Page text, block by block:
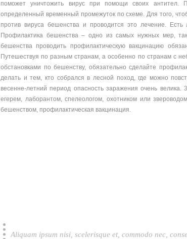
поможет уничтожить вирус при помощи своих
определенный временный промежуток по схеме. Для того,
против вируса бешенства и проводится это лечение.
Профилактика бешенства – одно из самых нужных мер,
бешенства проводить профилактическую вакцинацию
Путешествуя по разным странам, а особенно по странам с
обстановками по бешенству, обязательно сделайте
делать и тем, кто собрался в лесной поход, где можно
весенне-летний период опасность заражения очень
егерем, лаборантом, спелеологом, охотником или
бешенством, профилактическая вакцинация.
Aliquam ipsum nisi, scelerisque et, commodo nec,